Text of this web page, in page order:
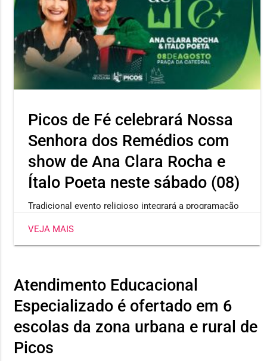
Picos de Fé celebrará Nossa
Senhora dos Remédios com
show de Ana Clara Rocha e
Ítalo Poeta neste sábado (08)
Tradicional evento religioso integrará a programação
VEJA MAIS
Atendimento Educacional
Especializado é ofertado em 6
escolas da zona urbana e rural de
Picos